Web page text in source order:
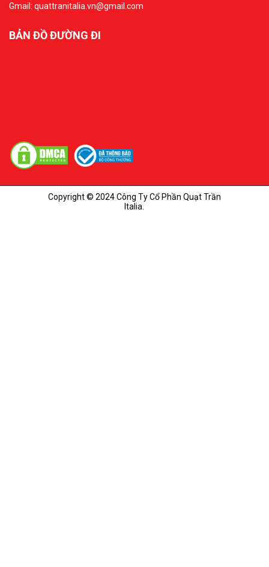
Gmail: quattranitalia.vn@gmail.com
BẢN ĐỒ ĐƯỜNG ĐI
Copyright © 2024 Công Ty Cổ Phần Quạt Trần
Italia.